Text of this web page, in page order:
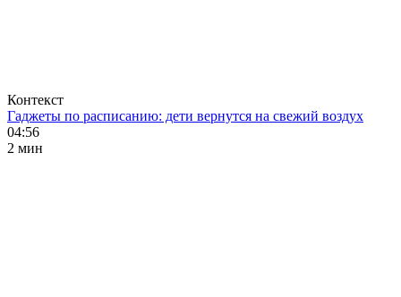
Контекст
Гаджеты по расписанию: дети вернутся на свежий воздух
04:56
2 мин